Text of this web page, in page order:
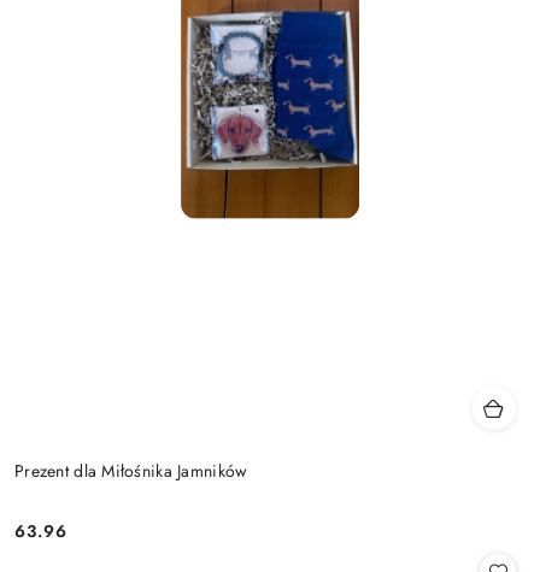
Prezent dla Miłośnika Jamników
Cena:
63.96